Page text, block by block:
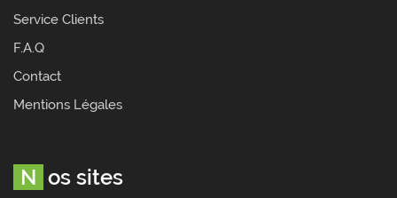
Service Clients
F.A.Q
Contact
Mentions Légales
Nos sites